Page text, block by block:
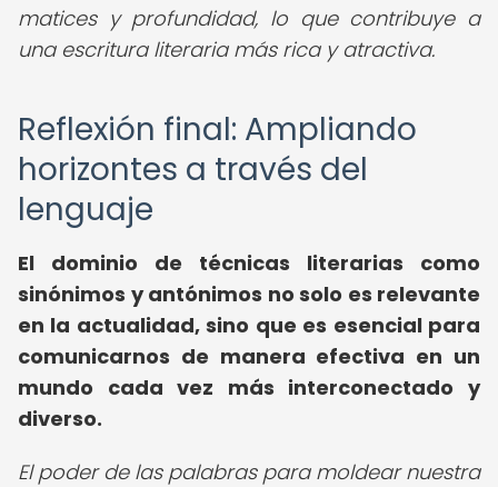
matices y profundidad, lo que contribuye a
una escritura literaria más rica y atractiva.
Reflexión final: Ampliando
horizontes a través del
lenguaje
El dominio de técnicas literarias como
sinónimos y antónimos no solo es relevante
en la actualidad, sino que es esencial para
comunicarnos de manera efectiva en un
mundo cada vez más interconectado y
diverso.
El poder de las palabras para moldear nuestra